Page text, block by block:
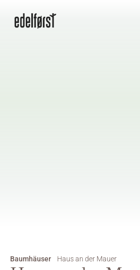
Baumhäuser Haus an der Mauer